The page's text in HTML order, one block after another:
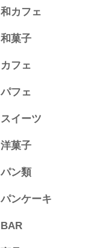
和カフェ
和菓子
カフェ
パフェ
スイーツ
洋菓子
パン類
パンケーキ
BAR